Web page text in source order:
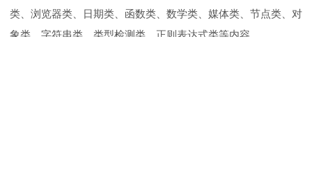
类、浏览器类、日期类、函数类、数学类、媒体类、节点类、对
象类、字符串类、类型检测类、正则表达式类等内容。